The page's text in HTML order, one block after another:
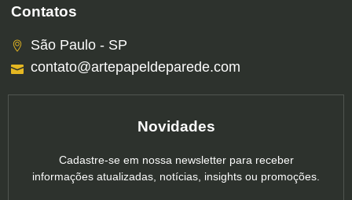
Contatos
São Paulo - SP
contato@artepapeldeparede.com
Novidades
Cadastre-se em nossa newsletter para receber
informações atualizadas, notícias, insights ou promoções.